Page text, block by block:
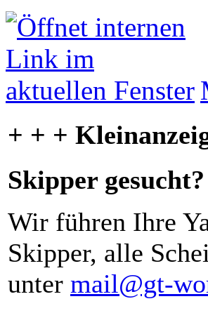
+ + +
Skipper gesucht?
Wir führen Ihre
Skipper, alle
unter mail@gt-